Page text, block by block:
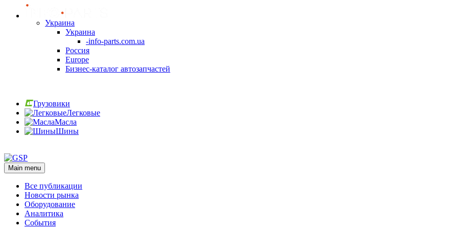
Украина
Украина
-info-parts.com.ua
Россия
Europe
Бизнес-каталог автозапчастей
Грузовики
Легковые
Масла
Шины
Main menu
Все публикации
Новости рынка
Оборудование
Аналитика
События